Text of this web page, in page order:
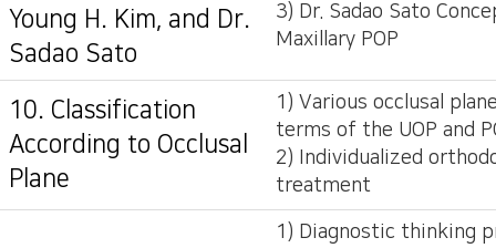
Young H. Kim, and Dr.
Sadao Sato
3) Dr. Sadao Sato
Maxillary POP
10. Classification
According to Occlusal
Plane
1) Various occlusal
terms of the UOP and
2) Individualized
treatment
1) Diagnostic thinking